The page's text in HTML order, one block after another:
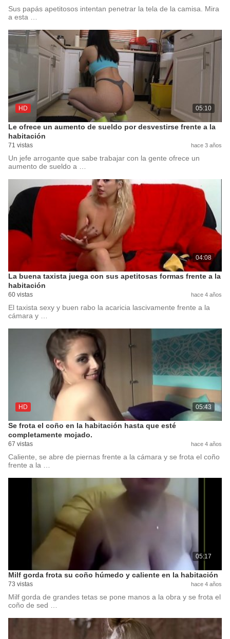
Sus papás apetitosos intentan penetrar la tela de la camisa. Mira
a esta …
HD 05:10
Le ofrece un aumento de sueldo por desvestirse frente a la
habitación
71 vistas hace 3 años
Un jefe arrogante que sabe trabajar con la gente ofrece un
aumento de sueldo a …
04:08
La buena taxista juega con sus apetitosas formas frente a la
habitación
60 vistas hace 4 años
El taxista sexy y buen rabo la acaricia lascivamente frente a la
cámara y …
HD 05:43
Se frota el coño en la habitación hasta que esté
completamente mojado.
67 vistas hace 4 años
Caliente, se abre de piernas frente a la cámara y se frota el coño
frente a la …
05:17
Milf gorda frota su coño húmedo y caliente en la habitación
73 vistas hace 4 años
Milf gorda de grandes tetas se pone manos a la obra y se frota el
coño de sed …